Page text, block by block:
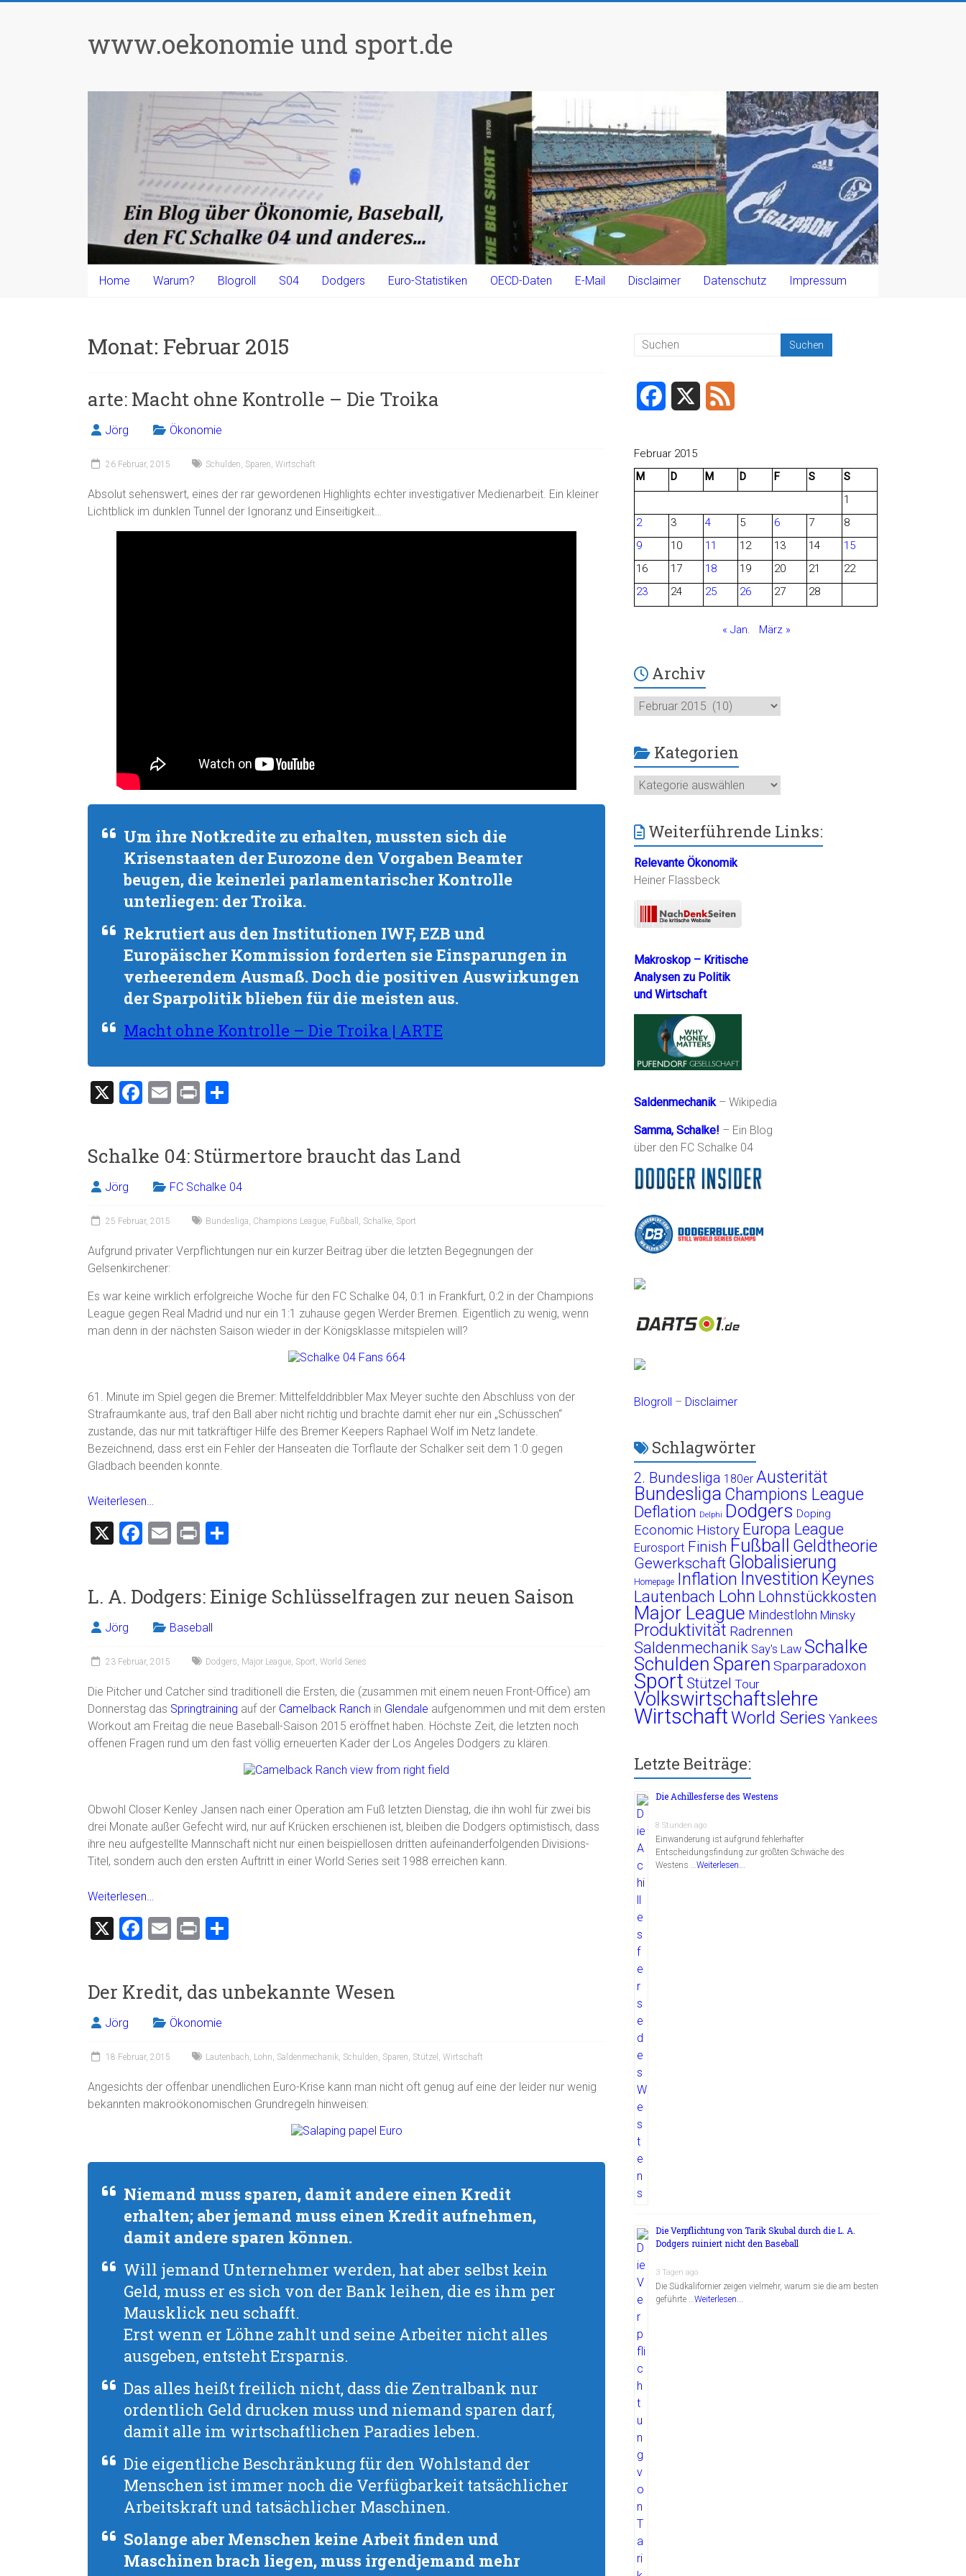
www.oekonomie und sport.de
Home Warum? Blogroll S04 Dodgers Euro-Statistiken OECD-Daten E-Mail Disclaimer Datenschutz Impressum
Monat: Februar 2015
arte: Macht ohne Kontrolle – Die Troika
Jörg Ökonomie
26 Februar, 2015 Schulden Sparen Wirtschaft
Absolut sehenswert, eines der rar gewordenen Highlights echter investigativer Medienarbeit. Ein kleiner
Lichtblick im dunklen Tunnel der Ignoranz und Einseitigkeit…
Um ihre Notkredite zu erhalten, mussten sich die
Krisenstaaten der Eurozone den Vorgaben Beamter
beugen, die keinerlei parlamentarischer Kontrolle
unterliegen: der Troika.
Rekrutiert aus den Institutionen IWF, EZB und
Europäischer Kommission forderten sie Einsparungen in
verheerendem Ausmaß. Doch die positiven Auswirkungen
der Sparpolitik blieben für die meisten aus.
Macht ohne Kontrolle – Die Troika | ARTE
X
F
b
o
E
l
Pr
n
Schalke 04: Stürmertore braucht das Land
Jörg FC Schalke 04
25 Februar, 2015 Bundesliga Champions League Fußball Schalke Sport
Aufgrund privater Verpflichtungen nur ein kurzer Beitrag über die letzten Begegnungen der
Gelsenkirchener:
Es war keine wirklich erfolgreiche Woche für den FC Schalke 04, 0:1 in Frankfurt, 0:2 in der Champions
League gegen Real Madrid und nur ein 1:1 zuhause gegen Werder Bremen. Eigentlich zu wenig, wenn
man denn in der nächsten Saison wieder in der Königsklasse mitspielen will?
61. Minute im Spiel gegen die Bremer: Mittelfelddribbler Max Meyer suchte den Abschluss von der
Strafraumkante aus, traf den Ball aber nicht richtig und brachte damit eher nur ein „Schüsschen“
zustande, das nur mit tatkräftiger Hilfe des Bremer Keepers Raphael Wolf im Netz landete.
Bezeichnend, dass erst ein Fehler der Hanseaten die Torflaute der Schalker seit dem 1:0 gegen
Gladbach beenden konnte.
Weiterlesen…
X
F
b
o
E
l
Pr
n
L. A. Dodgers: Einige Schlüsselfragen zur neuen Saison
Jörg Baseball
23 Februar, 2015 Dodgers Major League Sport World Series
Die Pitcher und Catcher sind traditionell die Ersten, die (zusammen mit einem neuen Front-Office) am
Donnerstag das Springtraining auf der Camelback Ranch in Glendale aufgenommen und mit dem ersten
Workout am Freitag die neue Baseball-Saison 2015 eröffnet haben. Höchste Zeit, die letzten noch
offenen Fragen rund um den fast völlig erneuerten Kader der Los Angeles Dodgers zu klären.
Obwohl Closer Kenley Jansen nach einer Operation am Fuß letzten Dienstag, die ihn wohl für zwei bis
drei Monate außer Gefecht wird, nur auf Krücken erschienen ist, bleiben die Dodgers optimistisch, dass
ihre neu aufgestellte Mannschaft nicht nur einen beispiellosen dritten aufeinanderfolgenden Divisions-
Titel, sondern auch den ersten Auftritt in einer World Series seit 1988 erreichen kann.
Weiterlesen…
X
F
b
o
E
l
Pr
n
Der Kredit, das unbekannte Wesen
Jörg Ökonomie
18 Februar, 2015 Lautenbach Lohn Saldenmechanik Schulden Sparen Stützel Wirtschaft
Angesichts der offenbar unendlichen Euro-Krise kann man nicht oft genug auf eine der leider nur wenig
bekannten makroökonomischen Grundregeln hinweisen:
Niemand muss sparen, damit andere einen Kredit
erhalten; aber jemand muss einen Kredit aufnehmen,
damit andere sparen können.
Will jemand Unternehmer werden, hat aber selbst kein
Geld, muss er es sich von der Bank leihen, die es ihm per
Mausklick neu schafft.
Erst wenn er Löhne zahlt und seine Arbeiter nicht alles
ausgeben, entsteht Ersparnis.
Das alles heißt freilich nicht, dass die Zentralbank nur
ordentlich Geld drucken muss und niemand sparen darf,
damit alle im wirtschaftlichen Paradies leben.
Die eigentliche Beschränkung für den Wohlstand der
Menschen ist immer noch die Verfügbarkeit tatsächlicher
Arbeitskraft und tatsächlicher Maschinen.
Solange aber Menschen keine Arbeit finden und
Maschinen brach liegen, muss irgendjemand mehr
c
e
o
o
k
d
Februar 2015
M
D M D F S
S
1
2
3 4 5 6 7
8
9
10 11 12 13 14
15
16
17 18 19 20 21
22
23
24 25 26 27 28
« Jan. März »
Archiv
Archiv
Kategorien
Kategorien
Weiterführende Links:
Relevante Ökonomik
Heiner Flassbeck
Makroskop – Kritische
Analysen zu Politik
und Wirtschaft
Saldenmechanik– Wikipedia
Samma, Schalke! – Ein Blog
über den FC Schalke 04
Blogroll – Disclaimer
Schlagwörter
2. Bundesliga 180er Austerität
Bundesliga Champions League
Deflation Delphi Dodgers Doping
Economic History Europa League
Eurosport Finish Fußball Geldtheorie
Gewerkschaft Globalisierung
Homepage Inflation Investition Keynes
Lautenbach Lohn Lohnstückkosten
Major League Mindestlohn Minsky
Produktivität Radrennen
Saldenmechanik Say's Law Schalke
Schulden Sparen Sparparadoxon
Sport Stützel Tour
Volkswirtschaftslehre
WirtschaftWorld Series Yankees
Letzte Beiträge:
Die Achillesferse des Westens
8 Stunden ago
Einwanderung ist aufgrund fehlerhafter
Entscheidungsfindung zur größten Schwäche des
Westens …Weiterlesen...
Die Verpflichtung von Tarik Skubal durch die L. A.
Dodgers ruiniert nicht den Baseball
3 Tagen ago
Die Südkalifornier zeigen vielmehr, warum sie die am besten
geführte …Weiterlesen...